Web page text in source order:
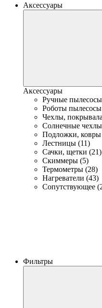
Аксессуары
Аксессуары
Ручные
Роботы
Чехлы,
Солнечные
Подложки, ковры
Лестницы (11)
Сачки, щетки (21)
Скиммеры (5)
Термометры (28)
Нагреватели (43)
Сопутствующее
Фильтры